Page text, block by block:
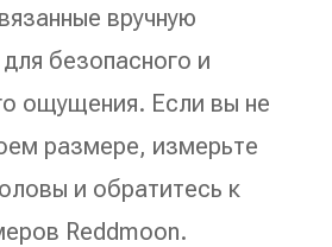
вручную
безопасного и
ощущения. Если вы не
размере, измерьте
и обратитесь к
Reddmoon.